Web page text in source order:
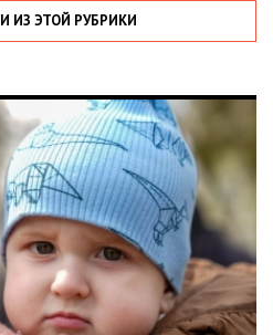
ИЗ ЭТОЙ РУБРИКИ